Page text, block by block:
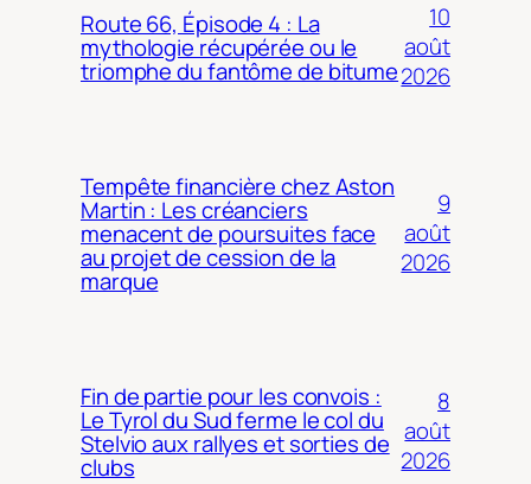
Route 66, Épisode 4 : La
mythologie récupérée ou le
triomphe du fantôme de bitume
10
août
2026
Tempête financière chez Aston
Martin : Les créanciers
menacent de poursuites face
au projet de cession de la
marque
9
août
2026
Fin de partie pour les convois :
Le Tyrol du Sud ferme le col du
Stelvio aux rallyes et sorties de
clubs
8
août
2026